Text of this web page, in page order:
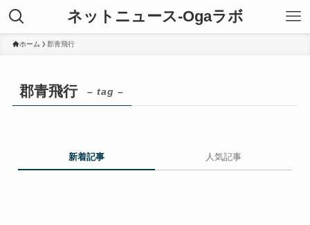
ネットニュース-Ogaラボ
ホーム 郡青飛行
郡青飛行 – tag –
新着記事 人気記事